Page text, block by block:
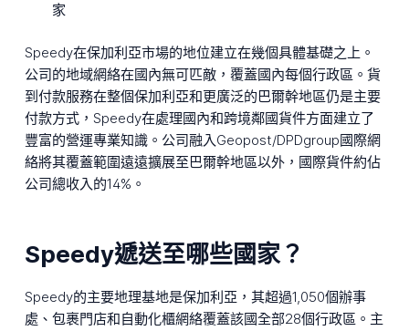
家
Speedy在保加利亞市場的地位建立在幾個具體基礎之上。
公司的地域網絡在國內無可匹敵，覆蓋國內每個行政區。貨
到付款服務在整個保加利亞和更廣泛的巴爾幹地區仍是主要
付款方式，Speedy在處理國內和跨境鄰國貨件方面建立了
豐富的營運專業知識。公司融入Geopost/DPDgroup國際網
絡將其覆蓋範圍遠遠擴展至巴爾幹地區以外，國際貨件約佔
公司總收入的14%。
Speedy遞送至哪些國家？
Speedy的主要地理基地是保加利亞，其超過1,050個辦事
處、包裹門店和自動化櫃網絡覆蓋該國全部28個行政區。主